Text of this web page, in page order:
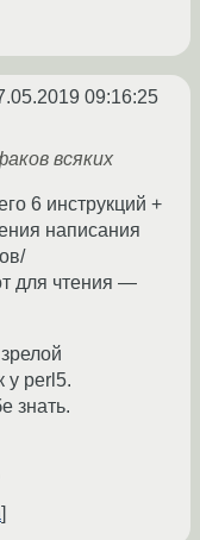
09:16:25
всяких
6 инструкций +
написания
для чтения —
у perl5.
знать.